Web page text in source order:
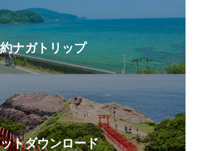
ナガトリップ
トダウンロード